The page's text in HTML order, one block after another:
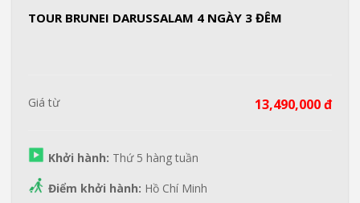
TOUR BRUNEI DARUSSALAM 4 NGÀY 3 ĐÊM
Giá từ 13,490,000 đ
Khởi hành: Thứ 5 hàng tuần
Điểm khởi hành: Hồ Chí Minh